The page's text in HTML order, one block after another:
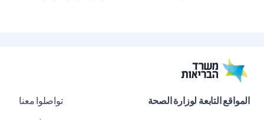
المواقع التابعة لوزارة الصحة تواصلوا معنا